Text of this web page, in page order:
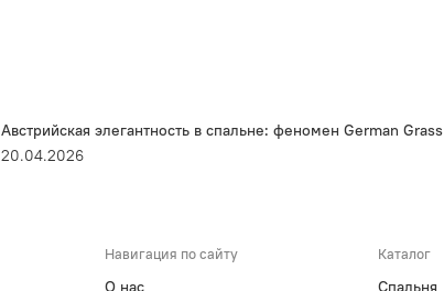
Австрийская элегантность в спальне: феномен German Grass
20.04.2026
Навигация по сайту
О нас
Каталог
Спальня